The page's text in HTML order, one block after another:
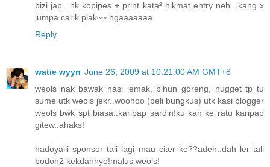
bizi jap.. nk kopipes + print kata² hikmat entry neh.. kang x
jumpa carik plak~~ ngaaaaaaa
Reply
watie wyyn June 26, 2009 at 10:21:00 AM GMT+8
weols nak bawak nasi lemak, bihun goreng, nugget tp tu
sume utk weols jekr..woohoo (beli bungkus) utk kasi blogger
weols bwk spt biasa..karipap sardin!ku kan ke ratu karipap
gitew..ahaks!
hadoyaiii sponsor tali lagi mau citer ke??adeh..dah ler tali
bodoh2 kekdahnye!malus weols!